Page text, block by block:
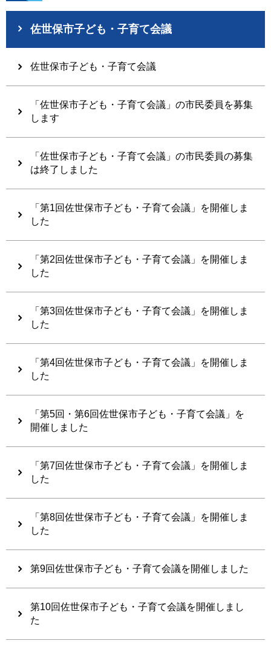
佐世保市子ども・子育て会議
佐世保市子ども・子育て会議
「佐世保市子ども・子育て会議」の市民委員を募集
します
「佐世保市子ども・子育て会議」の市民委員の募集
は終了しました
「第1回佐世保市子ども・子育て会議」を開催しま
した
「第2回佐世保市子ども・子育て会議」を開催しま
した
「第3回佐世保市子ども・子育て会議」を開催しま
した
「第4回佐世保市子ども・子育て会議」を開催しま
した
「第5回・第6回佐世保市子ども・子育て会議」を
開催しました
「第7回佐世保市子ども・子育て会議」を開催しま
した
「第8回佐世保市子ども・子育て会議」を開催しま
した
第9回佐世保市子ども・子育て会議を開催しました
第10回佐世保市子ども・子育て会議を開催しまし
た